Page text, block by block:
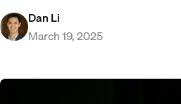
Dan Li
March 19, 2025